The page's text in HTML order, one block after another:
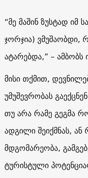
“მე მაშინ ზუსტად იმ
ჯორჯია) ვმუშაობდი,
ატარებდა,” – ამბობს
მისი თქმით,
უმუშევრობას
თუ არა რამე გეგმა
ადგილი შეიქმნას, ან
მდგომარეობა,
ტურისტული